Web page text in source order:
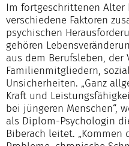
Im fortgeschrittenen Alter
verschiedene Faktoren
psychischen
gehören
aus dem Berufsleben, der
Familienmitgliedern,
Unsicherheiten. „Ganz
Kraft und
bei jüngeren Menschen“,
als Diplom-Psychologin
Biberach leitet.